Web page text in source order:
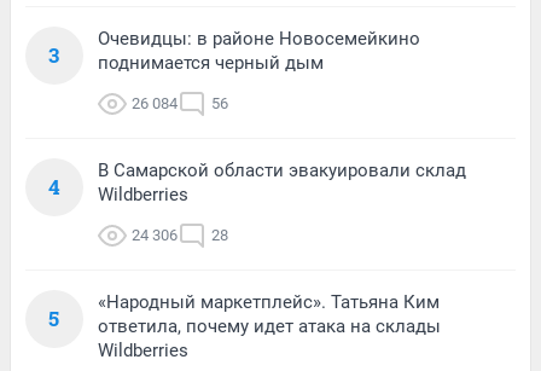
3
Очевидцы: в районе Новосемейкино
поднимается черный дым
26 084 56
4
В Самарской области эвакуировали склад
Wildberries
24 306 28
5
«Народный маркетплейс». Татьяна Ким
ответила, почему идет атака на склады
Wildberries